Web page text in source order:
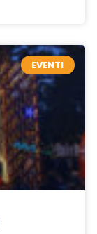
EVENTI